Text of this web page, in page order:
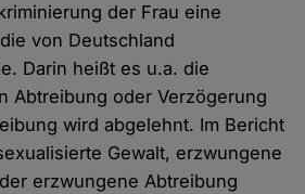
der Frau eine
von Deutschland
Darin heißt es u.a. die
Abtreibung oder Verzögerung
wird abgelehnt. Im Bericht
Gewalt, erzwungene
erzwungene Abtreibung